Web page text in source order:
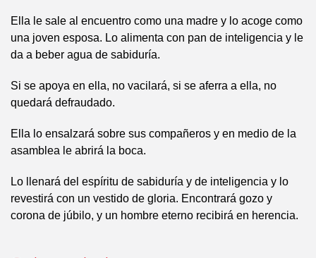
Ella le sale al encuentro como una madre y lo acoge como
una joven esposa. Lo alimenta con pan de inteligencia y le
da a beber agua de sabiduría.
Si se apoya en ella, no vacilará, si se aferra a ella, no
quedará defraudado.
Ella lo ensalzará sobre sus compañeros y en medio de la
asamblea le abrirá la boca.
Lo llenará del espíritu de sabiduría y de inteligencia y lo
revestirá con un vestido de gloria. Encontrará gozo y
corona de júbilo, y un hombre eterno recibirá en herencia.